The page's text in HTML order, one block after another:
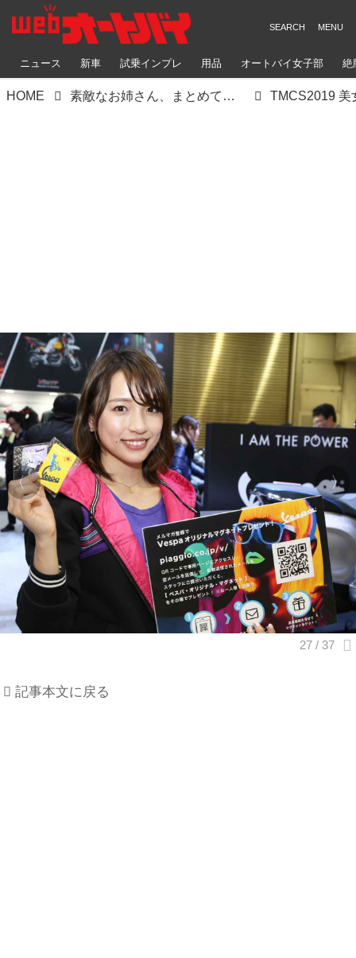
ニュース 新車 試乗インプレ 用品 オートバイ女子部 絶
HOME 素敵なお姉さん、まとめてお見せます。～TMCS2019 美女コンパニオン図鑑～
記事本文に戻る